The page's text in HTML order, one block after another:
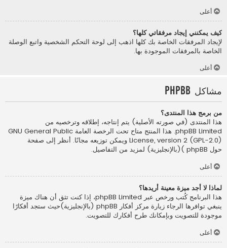
أعلى
كيف يمكنني إيجاد مرفقاتي كلها؟
لإيجاد المرفقات الخاصة بك كلها اذهب إلى لوحة التحكم الشخصية واتبع الوصلة
الخاصة بالمرفقات الموجودة بها.
أعلى
مشاكل phpBB
من برمج هذا المنتدى؟
هذا المنتدى (في صورته الأصلية) يتم إنتاجه، إطلاقه وترخصيه من
phpBB Limited
. هذا المنتج متاح تحت الرخصة العامة GNU General Public
License, version 2 (GPL-2.0) ويمكن توزيعه مجانًا. أنظر إلى صفحة
حول phpBB )(بالإنجليزية)
لمزيد من التفاصيل.
أعلى
لماذا لا أجد ميزة معينة أريدها؟
هذا البرنامج كُتب ورخص عبر phpBB Limited، إذا كنت تثق أن هناك ميزة
ينبغي توافرها الرجاء زيارة مركز أفكار phpBB (بالإنجليزية)
حيث ستجد أفكارًا
موجودة للتصويت وبإمكانك طرح أفكارك للتصويت.
أعلى